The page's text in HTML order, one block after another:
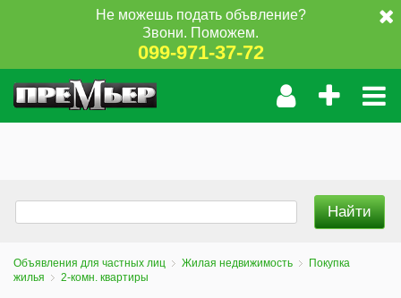
Не можешь подать объвление?
Звони. Поможем.
099-971-37-72
Объявления для частных лиц Жилая недвижимость
Покупка
жилья
2-комн. квартиры